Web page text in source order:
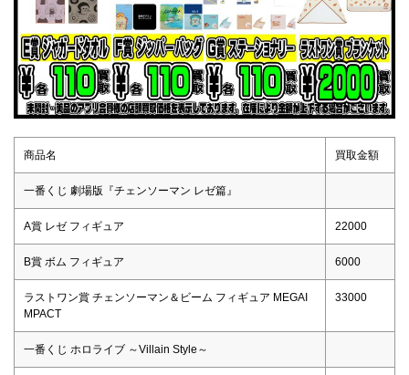
商品名 買取金額
一番くじ 劇場版『チェンソーマン レゼ篇』
A賞 レゼ フィギュア 22000
B賞 ボム フィギュア 6000
ラストワン賞 チェンソーマン＆ビーム フィギュア MEGAI
MPACT
33000
一番くじ ホロライブ ～Villain Style～